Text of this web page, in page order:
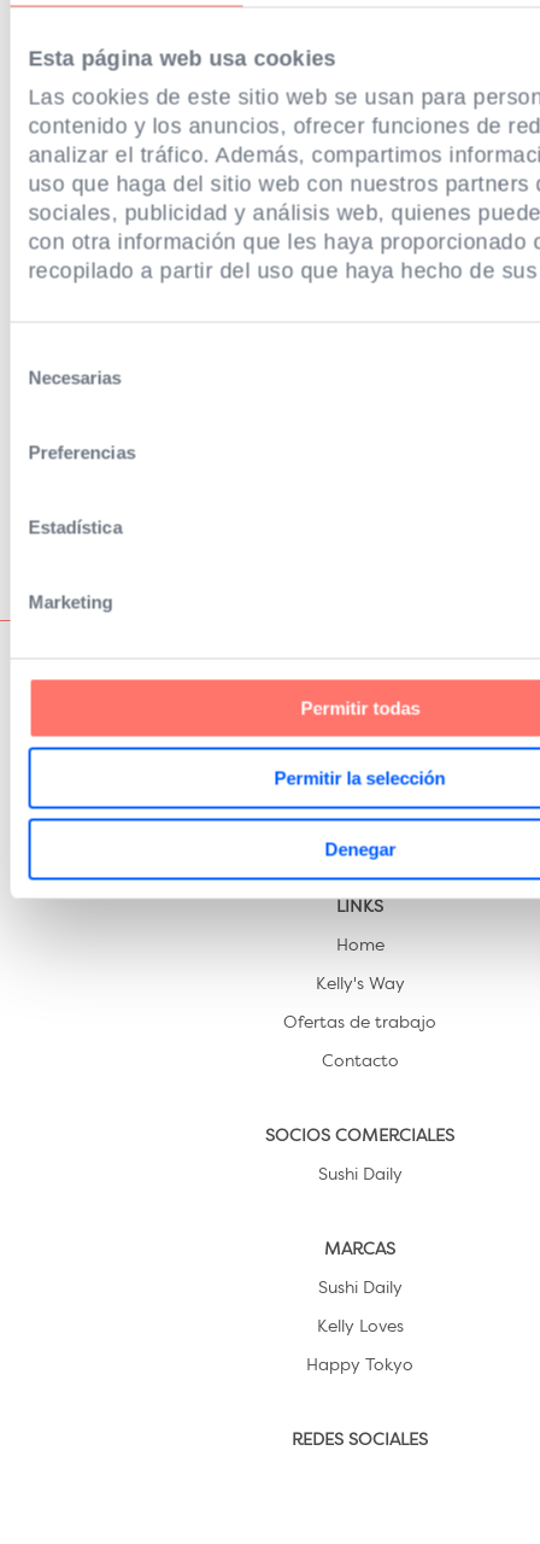
Esta página web usa cookies
Las cookies de este sitio web se usan para
contenido y los anuncios, ofrecer funciones de
analizar el tráfico. Además, compartimos
uso que haga del sitio web con nuestros partners
sociales, publicidad y análisis web, quienes
con otra información que les haya proporcionado
recopilado a partir del uso que haya hecho de
Necesarias
Preferencias
Estadística
Marketing
Permitir todas
Permitir la selección
Denegar
LINKS
Home
Kelly's Way
Ofertas de trabajo
Contacto
SOCIOS COMERCIALES
Sushi Daily
MARCAS
Sushi Daily
Kelly Loves
Happy Tokyo
REDES SOCIALES